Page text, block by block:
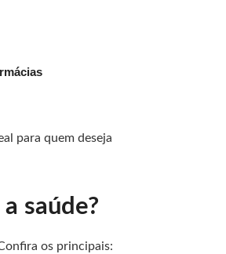
para quem deseja
saúde?
os principais: